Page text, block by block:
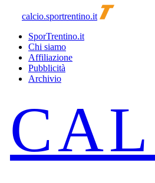
calcio.sportrentino.it
SporTrentino.it
Chi siamo
Affiliazione
Pubblicità
Archivio